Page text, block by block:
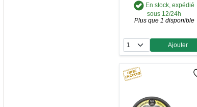
En stock, expédié
sous 12/24h
Plus que 1 disponible
Quantité
Ajouter